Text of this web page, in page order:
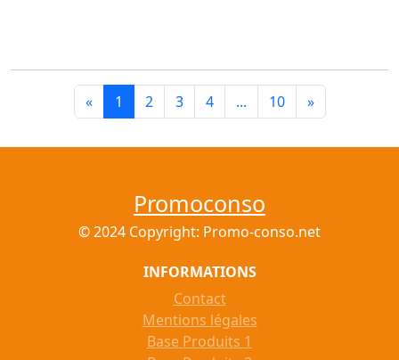
« 1 2 3 4 ... 10 »
Promoconso
© 2024 Copyright: Promo-conso.net
INFORMATIONS
Contact
Mentions légales
Base Produits 1